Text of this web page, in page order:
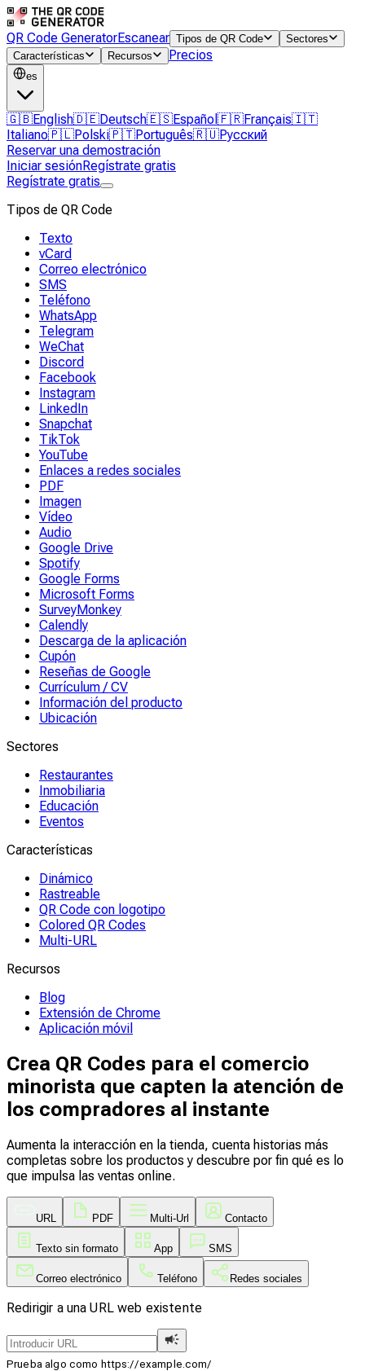
QR Code GeneratorEscanear Tipos de QR Code
Sectores
Características
Recursos Precios
es
🇬🇧English🇩🇪Deutsch🇪🇸Español 🇫🇷Français🇮🇹
Italiano🇵🇱Polski🇵🇹Português🇷🇺Русский
Reservar una demostración
Iniciar sesiónRegístrate gratis
Regístrate gratis
Tipos de QR Code
Texto
vCard
Correo electrónico
SMS
Teléfono
WhatsApp
Telegram
WeChat
Discord
Facebook
Instagram
LinkedIn
Snapchat
TikTok
YouTube
Enlaces a redes sociales
PDF
Imagen
Vídeo
Audio
Google Drive
Spotify
Google Forms
Microsoft Forms
SurveyMonkey
Calendly
Descarga de la aplicación
Cupón
Reseñas de Google
Currículum / CV
Información del producto
Ubicación
Sectores
Restaurantes
Inmobiliaria
Educación
Eventos
Características
Dinámico
Rastreable
QR Code con logotipo
Colored QR Codes
Multi-URL
Recursos
Blog
Extensión de Chrome
Aplicación móvil
Crea QR Codes para el comercio
minorista que capten la atención de
los compradores al instante
Aumenta la interacción en la tienda, cuenta historias más
completas sobre los productos y descubre por fin qué es lo
que impulsa las ventas online.
URL PDF Multi-Url Contacto
Texto sin formato App SMS
Correo electrónico Teléfono Redes sociales
Redirigir a una URL web existente
Prueba algo como https://example.com/